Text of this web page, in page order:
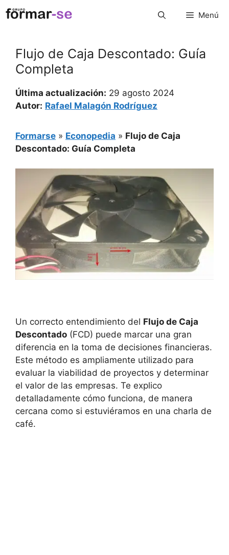
Saltar
al
Menú
Flujo de Caja Descontado: Guía
Completa
Última actualización: 29 agosto 2024
Autor: Rafael Malagón Rodríguez
Formarse » Econopedia » Flujo de Caja
Descontado: Guía Completa
Un correcto entendimiento del Flujo de Caja
Descontado (FCD) puede marcar una gran
diferencia en la toma de decisiones financieras.
Este método es ampliamente utilizado para
evaluar la viabilidad de proyectos y determinar
el valor de las empresas. Te explico
detalladamente cómo funciona, de manera
cercana como si estuviéramos en una charla de
café.